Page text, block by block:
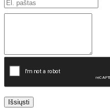
Išsiųsti